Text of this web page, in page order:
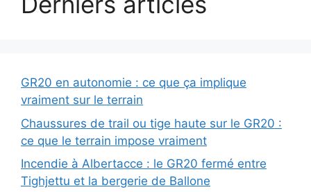
GR20 en autonomie : ce que ça implique
vraiment sur le terrain
Chaussures de trail ou tige haute sur le GR20 :
ce que le terrain impose vraiment
Incendie à Albertacce : le GR20 fermé entre
Tighjettu et la bergerie de Ballone